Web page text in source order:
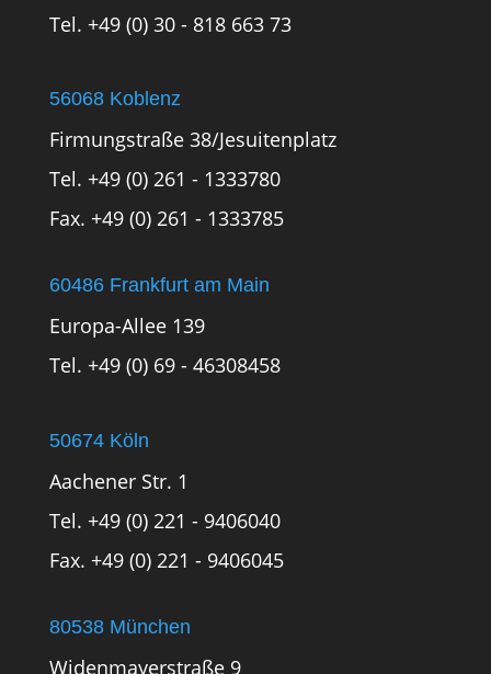
Tel. +49 (0) 30 - 818 663 73
56068 Koblenz
Firmungstraße 38/Jesuitenplatz
Tel. +49 (0) 261 - 1333780
Fax. +49 (0) 261 - 1333785
60486 Frankfurt am Main
Europa-Allee 139
Tel. +49 (0) 69 - 46308458
50674 Köln
Aachener Str. 1
Tel. +49 (0) 221 - 9406040
Fax. +49 (0) 221 - 9406045
80538 München
Widenmayerstraße 9